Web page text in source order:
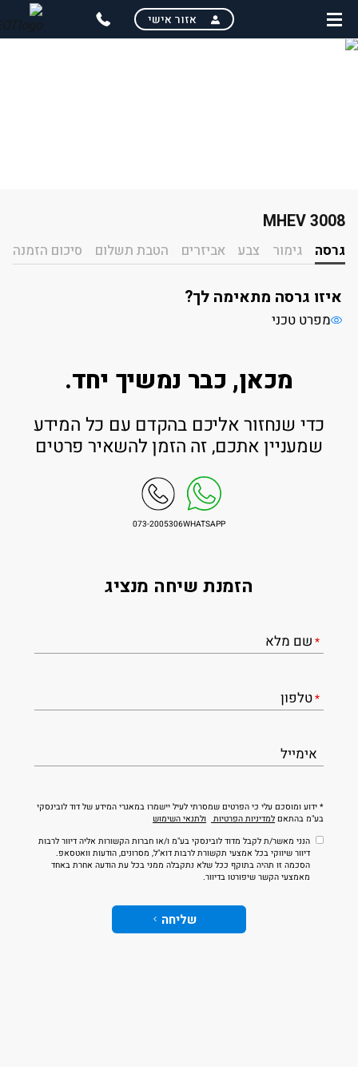
skip
main
אזור אישי
3008 MHEV
בחירת רמת גימור
גרסה גימור צבע אביזרים הטבת תשלום סיכום הזמנה
איזו גרסה מתאימה לך?
מפרט טכני
מכאן, כבר נמשיך יחד.
כדי שנחזור אליכם בהקדם עם כל המידע
שמעניין אתכם, זה הזמן להשאיר פרטים
WHATSAPP
073-2005306
הזמנת שיחה מנציג
*שם מלא
*טלפון
אימייל
* ידוע ומוסכם עלי כי הפרטים שמסרתי לעיל יישמרו במאגרי המידע של דוד לובינסקי
בע"מ בהתאם למדיניות הפרטיות ולתנאי השימוש
הנני מאשר/ת לקבל מדוד לובינסקי בע"מ ו/או חברות הקשורות אליה דיוור לרבות
דיוור שיווקי בכל אמצעי תקשורת לרבות דוא"ל, מסרונים, הודעות וואטסאפ.
הסכמה זו תהיה בתוקף ככל שלא נתקבלה ממני בכל עת הודעה אחרת באחד
מאמצעי הקשר שיפורטו בדיוור.